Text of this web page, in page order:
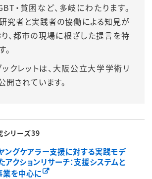
・貧困など、多岐にわたります。
究者と実践者の協働による知見が
、都市の現場に根ざした提言を特
クレットは、大阪公立大学学術リ
開されています。
リーズ39
ングケアラー支援に対する実践モデ
クションリサーチ：支援システムと
業を中心に